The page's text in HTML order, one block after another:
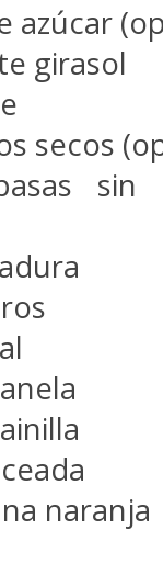
azúcar
girasol
secos
sin
una